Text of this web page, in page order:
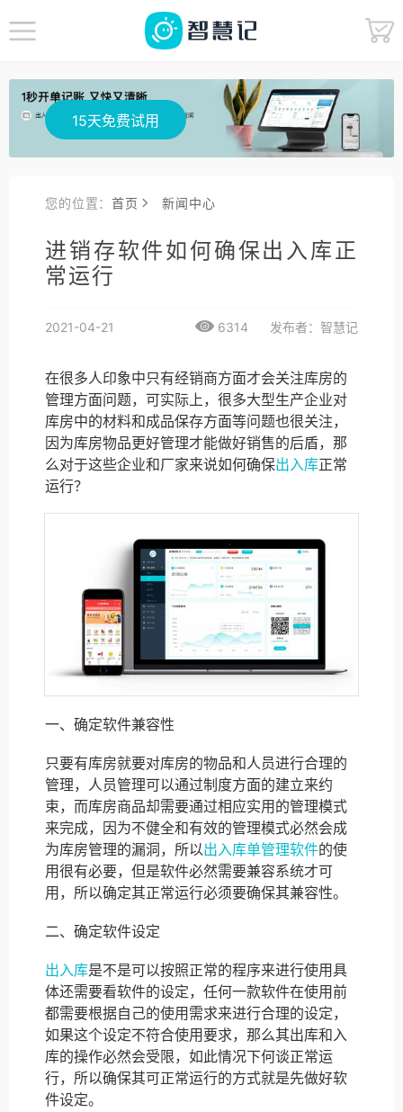
15天免费试用
您的位置：首页 新闻中心
进销存软件如何确保出入库正
常运行
2021-04-21 6314 发布者：智慧记
在很多人印象中只有经销商方面才会关注库房的
管理方面问题，可实际上，很多大型生产企业对
库房中的材料和成品保存方面等问题也很关注，
因为库房物品更好管理才能做好销售的后盾，那
么对于这些企业和厂家来说如何确保出入库正常
运行？
一、确定软件兼容性
只要有库房就要对库房的物品和人员进行合理的
管理，人员管理可以通过制度方面的建立来约
束，而库房商品却需要通过相应实用的管理模式
来完成，因为不健全和有效的管理模式必然会成
为库房管理的漏洞，所以出入库单管理软件的使
用很有必要，但是软件必然需要兼容系统才可
用，所以确定其正常运行必须要确保其兼容性。
二、确定软件设定
出入库是不是可以按照正常的程序来进行使用具
体还需要看软件的设定，任何一款软件在使用前
都需要根据自己的使用需求来进行合理的设定，
如果这个设定不符合使用要求，那么其出库和入
库的操作必然会受限，如此情况下何谈正常运
行，所以确保其可正常运行的方式就是先做好软
件设定。